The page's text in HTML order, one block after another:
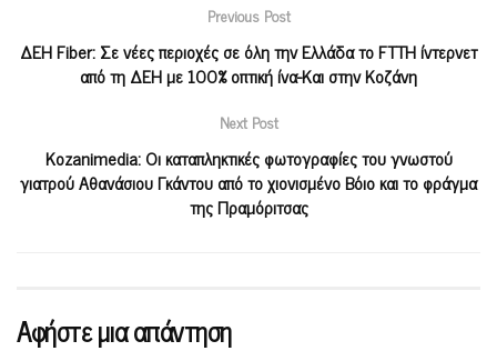
Previous Post
ΔΕΗ Fiber: Σε νέες περιοχές σε όλη την Ελλάδα το FTTH ίντερνετ
από τη ΔΕΗ με 100% οπτική ίνα-Και στην Κοζάνη
Next Post
Kozanimedia: Oι καταπληκτικές φωτογραφίες του γνωστού
γιατρού Αθανάσιου Γκάντου από το χιονισμένο Βόιο και το φράγμα
της Πραμόριτσας
Αφήστε μια απάντηση